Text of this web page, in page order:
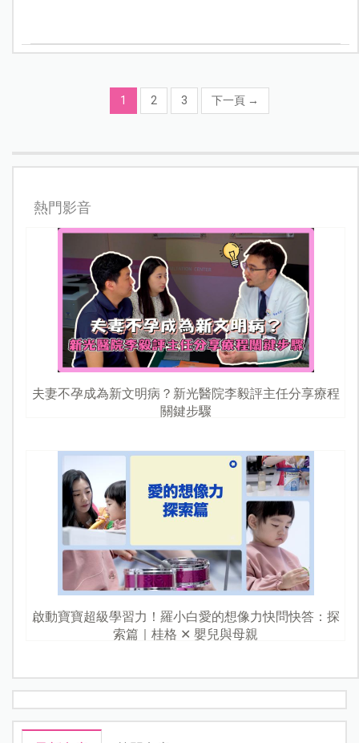
1 2 3 下一頁 →
熱門影音
夫妻不孕成為新文明病？新光醫院李毅評主任分享療程
關鍵步驟
啟動寶寶超級學習力！羅小白愛的想像力快問快答：探
索篇｜桂格 ✕ 嬰兒與母親